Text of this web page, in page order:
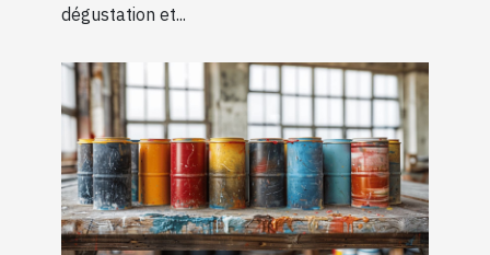
dégustation et...